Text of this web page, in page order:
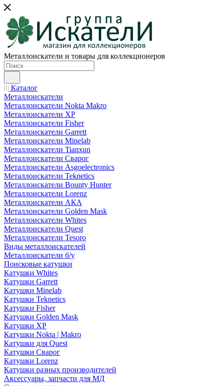
Металлоискатели и товары для коллекционеров
Каталог
Металлоискатели
Металлоискатели Nokta Makro
Металлоискатели XP
Металлоискатели Fisher
Металлоискатели Garrett
Металлоискатели Minelab
Металлоискатели Tianxun
Металлоискатели Сварог
Металлоискатели Asgoelectronics
Металлоискатели Teknetics
Металлоискатели Bounty Hunter
Металлоискатели Lorenz
Металлоискатели АКА
Металлоискатели Golden Mask
Металлоискатели Whites
Металлоискатели Quest
Металлоискатели Tesoro
Виды металлоискателей
Металлоискатели б/у
Поисковые катушки
Катушки Whites
Катушки Garrett
Катушки Minelab
Катушки Teknetics
Катушки Fisher
Катушки Golden Mask
Катушки XP
Катушки Nokta | Makro
Катушки для Quest
Катушки Сварог
Катушки Lorenz
Катушки разных производителей
Аксессуары, запчасти для МД